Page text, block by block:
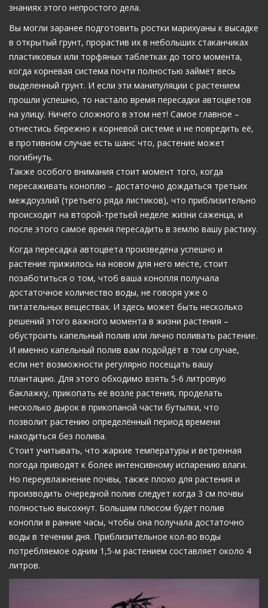
знаниях этого непростого дела.
Вы могли заранее подготовить ростки марихуаны к высадке
в открытый грунт, прорастив их в небольших стаканчиках
пластиковых или торфяных таблетках до того момента,
когда корневая система почти полностью займёт весь
выделенный грунт. И если эти манипуляции с растением
прошли успешно, то настало время пересадки автоцветов
на улицу. Ничего сложного в этом нет! Самое главное –
отнестись бережно к корневой системе и не повредить её,
в противном случае есть шанс что, растение может
погибнуть.
Также особого внимания стоит момент того, когда
пересаживать коноплю – достаточно дождаться третьих
междоузлий (третьего ряда листиков), что приблизительно
происходит на второй-третьей неделе жизни саженца, и
после этого самое время пересадить в землю вашу растиху.
Когда пересадка автоцвета произведена успешно и
растение прижилось на новом для него месте, стоит
позаботиться о том, чтоб ваша конопля получала
достаточное количество воды, не говоря уже о
питательных веществах. И здесь может быть несколько
решений этого важного момента в жизни растения –
обустроить капельный полив или лично поливать растение.
И именно капельный полив вам подойдёт в том случае,
если нет возможности регулярно посещать вашу
плантацию. Для этого обходимо взять 5-6 литровую
баклажку, прикопать её возле растения, проделать
несколько дырок в прикопаной части бутылки, что
позволит растению определённый период времени
находиться без полива.
Стоит учитывать, что жаркие температуры и ветренная
погода приводят к более интенсивному испарению влаги.
Но переувлажнение почвы, также плохо для растения и
производить очередной полив следует когда 3 см почвы
полностью высохнут. Большим плюсом будет полив
конопли в ранние часы, чтобы она получала достаточно
воды в течении дня. Приблизительное кол-во воды
потребляемое одним 1,5-м растением составляет около 4
литров.